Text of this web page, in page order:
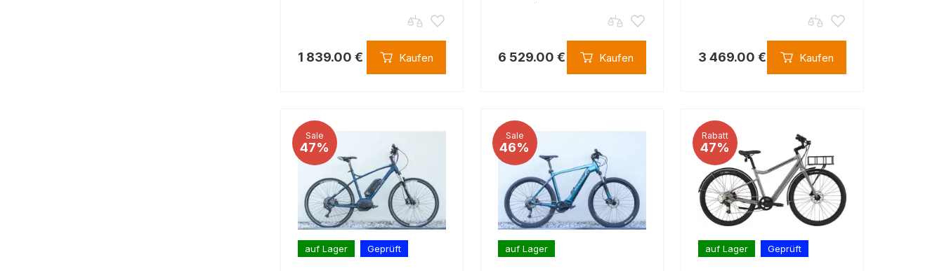
1 839.00 € Kaufen 6 529.00 € Kaufen 3 469.00 € Kaufen
Sale
47%
auf Lager Geprüft
Sale
46%
auf Lager
Rabatt
47%
auf Lager Geprüft